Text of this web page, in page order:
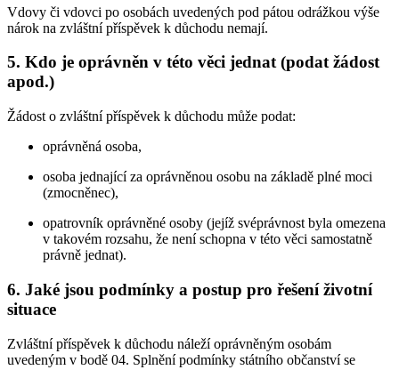
Vdovy či vdovci po osobách uvedených pod pátou odrážkou výše
nárok na zvláštní příspěvek k důchodu nemají.
5. Kdo je oprávněn v této věci jednat (podat žádost
apod.)
Žádost o zvláštní příspěvek k důchodu může podat:
oprávněná osoba,
osoba jednající za oprávněnou osobu na základě plné moci
(zmocněnec),
opatrovník oprávněné osoby (jejíž svéprávnost byla omezena
v takovém rozsahu, že není schopna v této věci samostatně
právně jednat).
6. Jaké jsou podmínky a postup pro řešení životní
situace
Zvláštní příspěvek k důchodu náleží oprávněným osobám
uvedeným v bodě 04. Splnění podmínky státního občanství se